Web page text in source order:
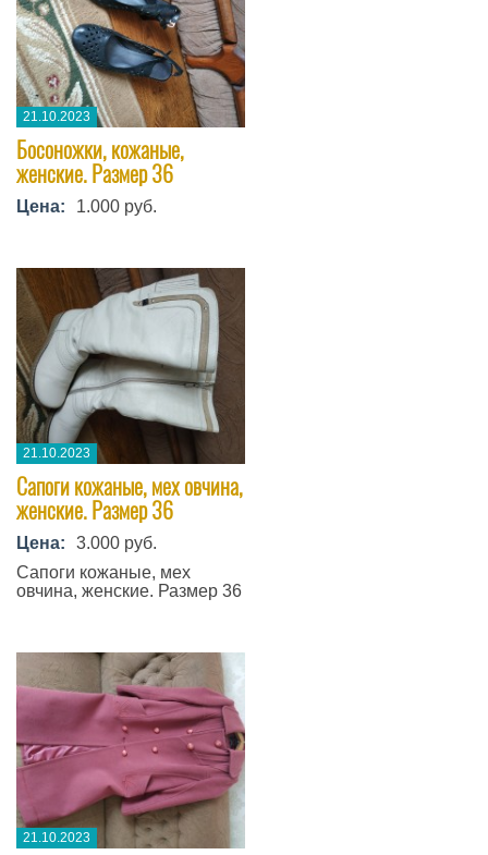
21.10.2023
Босоножки, кожаные,
женские. Размер 36
Цена: 1.000 руб.
21.10.2023
Сапоги кожаные, мех овчина,
женские. Размер 36
Цена:
3.000 руб.
Сапоги кожаные, мех
овчина, женские. Размер 36
21.10.2023